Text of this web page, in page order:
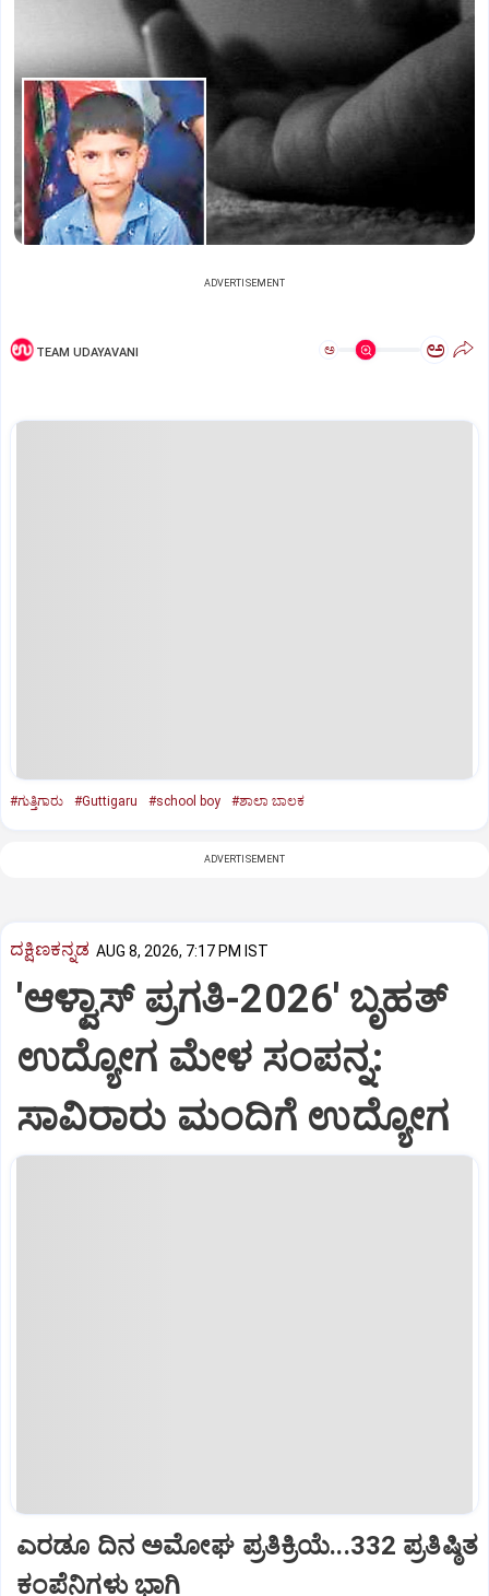
ADVERTISEMENT
TEAM UDAYAVANI ಅ ಅ
#ಗುತ್ತಿಗಾರು #Guttigaru #school boy #ಶಾಲಾ ಬಾಲಕ
ADVERTISEMENT
ದಕ್ಷಿಣಕನ್ನಡ AUG 8, 2026, 7:17 PM IST
'ಆಳ್ವಾಸ್‌ ಪ್ರಗತಿ-2026' ಬೃಹತ್
ಉದ್ಯೋಗ ಮೇಳ ಸಂಪನ್ನ:
ಸಾವಿರಾರು ಮಂದಿಗೆ ಉದ್ಯೋಗ
ಎರಡೂ ದಿನ ಅಮೋಘ ಪ್ರತಿಕ್ರಿಯೆ...332 ಪ್ರತಿಷ್ಠಿತ
ಕಂಪೆನಿಗಳು ಭಾಗಿ